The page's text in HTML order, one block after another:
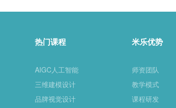
热门课程
AIGC人工智能
三维建模设计
品牌视觉设计
米乐优势
师资团队
教学模式
课程研发